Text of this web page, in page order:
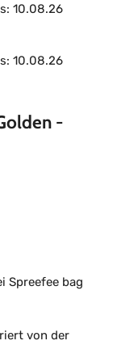
10.08.26
10.08.26
-
Spreefee bag
von der